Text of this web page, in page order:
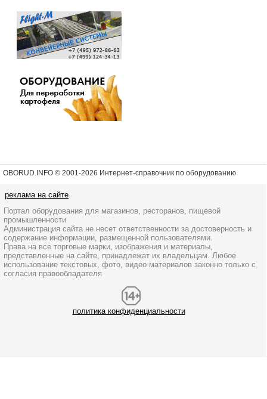
OBORUD.INFO © 2001-2026 Интернет-справочник по оборудованию
реклама на сайте
Портал оборудования для магазинов, ресторанов, пищевой
промышленности
Администрация сайта не несет ответственности за достоверность и
содержание информации, размещенной пользователями.
Права на все торговые марки, изображения и материалы,
представленные на сайте, принадлежат их владельцам. Любое
использование текстовых, фото, видео материалов законно только с
согласия правообладателя
политика конфиденциальности